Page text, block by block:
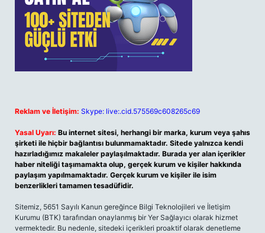
Reklam ve İletişim: Skype: live:.cid.575569c608265c69
Yasal Uyarı: Bu internet sitesi, herhangi bir marka, kurum veya şahıs
şirketi ile hiçbir bağlantısı bulunmamaktadır. Sitede yalnızca kendi
hazırladığımız makaleler paylaşılmaktadır. Burada yer alan içerikler
haber niteliği taşımamakta olup, gerçek kurum ve kişiler hakkında
paylaşım yapılmamaktadır. Gerçek kurum ve kişiler ile isim
benzerlikleri tamamen tesadüfidir.
Sitemiz, 5651 Sayılı Kanun gereğince Bilgi Teknolojileri ve İletişim
Kurumu (BTK) tarafından onaylanmış bir Yer Sağlayıcı olarak hizmet
vermektedir. Bu nedenle, sitedeki içerikleri proaktif olarak denetleme